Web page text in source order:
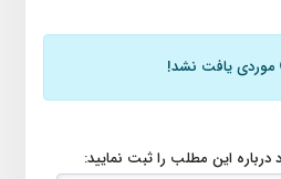
موردی یافت نشد!
این مطلب را ثبت نمایید: